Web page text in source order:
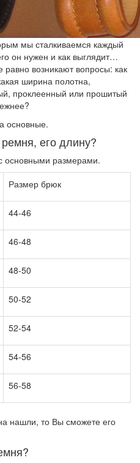
мы сталкиваемся каждый
он нужен и как выглядит…
возникают вопросы: как
ширина полотна,
проклеенный или прошитый
основные.
его длину?
основными размерами.
Размер брюк
44-46
46-48
48-50
50-52
52-54
54-56
56-58
нашли, то Вы сможете его